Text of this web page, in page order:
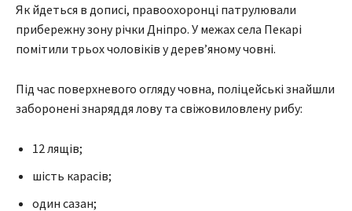
Як йдеться в дописі, правоохоронці патрулювали
прибережну зону річки Дніпро. У межах села Пекарі
помітили трьох чоловіків у дерев’яному човні.
Під час поверхневого огляду човна, поліцейські знайшли
заборонені знаряддя лову та свіжовиловлену рибу:
12 лящів;
шість карасів;
один сазан;